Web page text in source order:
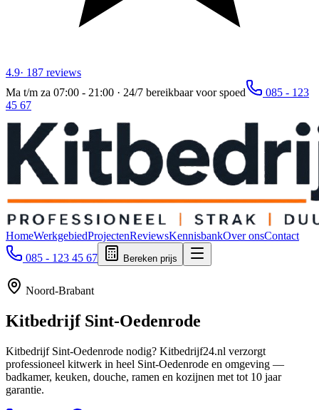
4.9· 187 reviews
Ma t/m za 07:00 - 21:00 · 24/7 bereikbaar voor spoed
085 - 123
45 67
HomeWerkgebiedProjectenReviewsKennisbankOver onsContact
085 - 123 45 67
Bereken prijs
Noord-Brabant
Kitbedrijf Sint-Oedenrode
Kitbedrijf Sint-Oedenrode nodig? Kitbedrijf24.nl verzorgt
professioneel kitwerk in heel Sint-Oedenrode en omgeving —
badkamer, keuken, douche, ramen en kozijnen met tot 10 jaar
garantie.